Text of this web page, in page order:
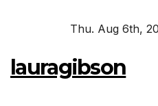
Thu. Aug 6th,
lauragibson